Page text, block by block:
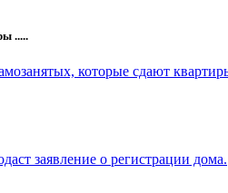
.....
которые сдают
заявление о регистрации дома.